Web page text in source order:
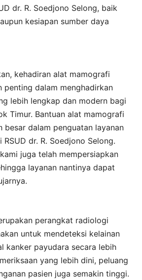
dr. R. Soedjono Selong, baik
kesiapan sumber daya
kehadiran alat mamografi
penting dalam menghadirkan
lebih lengkap dan modern bagi
Timur. Bantuan alat mamografi
besar dalam penguatan layanan
dr. R. Soedjono Selong.
juga telah mempersiapkan
layanan nantinya dapat
perangkat radiologi
untuk mendeteksi kelainan
kanker payudara secara lebih
yang lebih dini, peluang
pasien juga semakin tinggi.